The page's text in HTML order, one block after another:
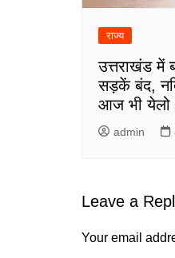
राज्य
उत्तराखंड में
सड़कें बंद,
आज भी येलो
admin
Leave a
Your email